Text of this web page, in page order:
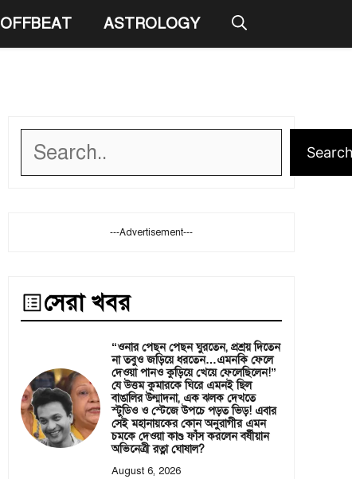
OFFBEAT ASTROLOGY
Search
---Advertisement---
সেরা খবর
“ওনার পেছন পেছন ঘুরতেন, প্রশ্রয় দিতেন
না তবুও জড়িয়ে ধরতেন…এমনকি ফেলে
দেওয়া পানও কুড়িয়ে খেয়ে ফেলেছিলেন!”
যে উত্তম কুমারকে ঘিরে এমনই ছিল
বাঙালির উন্মাদনা, এক ঝলক দেখতে
স্টুডিও ও স্টেজে উপচে পড়ত ভিড়! এবার
সেই মহানায়কের কোন অনুরাগীর এমন
চমকে দেওয়া কাণ্ড ফাঁস করলেন বর্ষীয়ান
অভিনেত্রী রত্না ঘোষাল?
August 6, 2026